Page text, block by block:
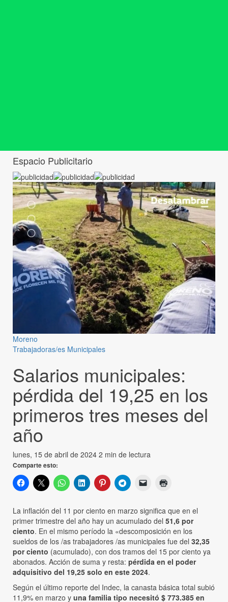
Espacio Publicitario
Moreno
Trabajadoras/es Municipales
Salarios municipales:
pérdida del 19,25 en los
primeros tres meses del
año
lunes, 15 de abril de 2024 2 min de lectura
Comparte esto:
La inflación del 11 por ciento en marzo significa que en el
primer trimestre del año hay un acumulado del 51,6 por
ciento. En el mismo período la «descomposición en los
sueldos de los /as trabajadores /as municipales fue del 32,35
por ciento (acumulado), con dos tramos del 15 por ciento ya
abonados. Acción de suma y resta: pérdida en el poder
adquisitivo del 19,25 solo en este 2024.
Según el último reporte del Indec, la canasta básica total subió
11,9% en marzo y una familia tipo necesitó $ 773.385 en